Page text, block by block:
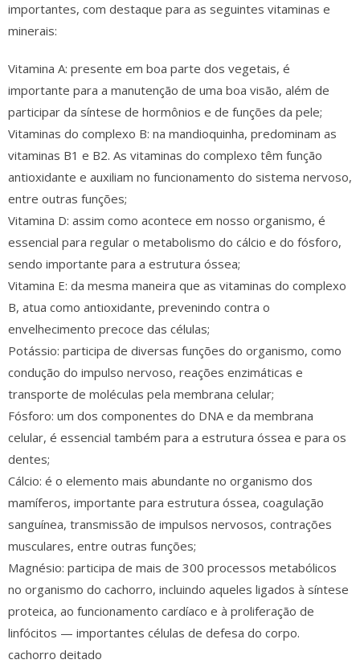
importantes, com destaque para as seguintes vitaminas e
minerais:
Vitamina A: presente em boa parte dos vegetais, é
importante para a manutenção de uma boa visão, além de
participar da síntese de hormônios e de funções da pele;
Vitaminas do complexo B: na mandioquinha, predominam as
vitaminas B1 e B2. As vitaminas do complexo têm função
antioxidante e auxiliam no funcionamento do sistema nervoso,
entre outras funções;
Vitamina D: assim como acontece em nosso organismo, é
essencial para regular o metabolismo do cálcio e do fósforo,
sendo importante para a estrutura óssea;
Vitamina E: da mesma maneira que as vitaminas do complexo
B, atua como antioxidante, prevenindo contra o
envelhecimento precoce das células;
Potássio: participa de diversas funções do organismo, como
condução do impulso nervoso, reações enzimáticas e
transporte de moléculas pela membrana celular;
Fósforo: um dos componentes do DNA e da membrana
celular, é essencial também para a estrutura óssea e para os
dentes;
Cálcio: é o elemento mais abundante no organismo dos
mamíferos, importante para estrutura óssea, coagulação
sanguínea, transmissão de impulsos nervosos, contrações
musculares, entre outras funções;
Magnésio: participa de mais de 300 processos metabólicos
no organismo do cachorro, incluindo aqueles ligados à síntese
proteica, ao funcionamento cardíaco e à proliferação de
linfócitos — importantes células de defesa do corpo.
cachorro deitado